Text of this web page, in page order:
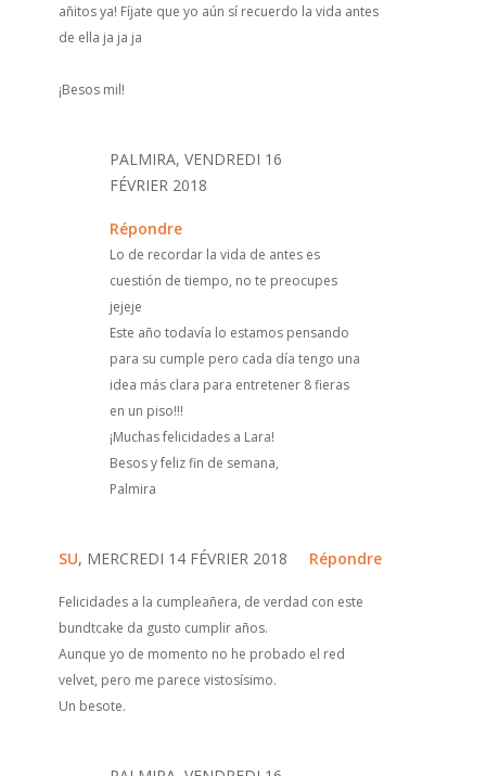
añitos ya! Fíjate que yo aún sí recuerdo la vida antes
de ella ja ja ja
¡Besos mil!
PALMIRA, VENDREDI 16
FÉVRIER 2018
Répondre
Lo de recordar la vida de antes es
cuestión de tiempo, no te preocupes
jejeje
Este año todavía lo estamos pensando
para su cumple pero cada día tengo una
idea más clara para entretener 8 fieras
en un piso!!!
¡Muchas felicidades a Lara!
Besos y feliz fin de semana,
Palmira
SU, MERCREDI 14 FÉVRIER 2018 Répondre
Felicidades a la cumpleañera, de verdad con este
bundtcake da gusto cumplir años.
Aunque yo de momento no he probado el red
velvet, pero me parece vistosísimo.
Un besote.